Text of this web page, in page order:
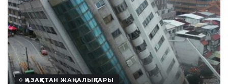
ҚАЗАҚСТАН ЖАҢАЛЫҚТАРЫ